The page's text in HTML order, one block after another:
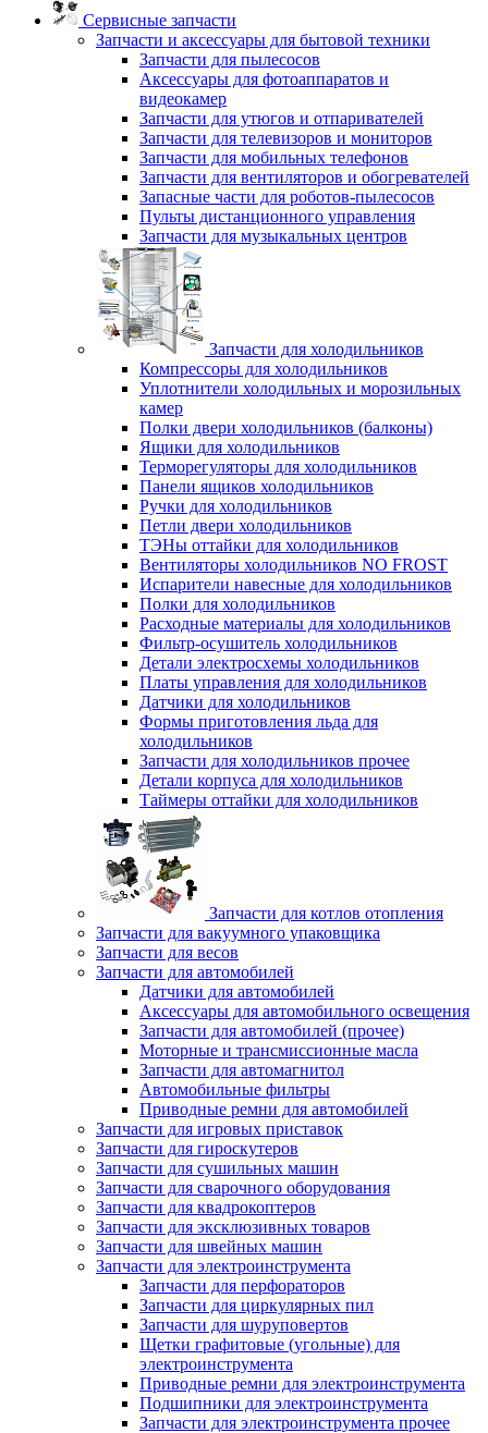
Сервисные запчасти
Запчасти и аксессуары для бытовой техники
Запчасти для пылесосов
Аксессуары для фотоаппаратов и
видеокамер
Запчасти для утюгов и отпаривателей
Запчасти для телевизоров и мониторов
Запчасти для мобильных телефонов
Запчасти для вентиляторов и обогревателей
Запасные части для роботов-пылесосов
Пульты дистанционного управления
Запчасти для музыкальных центров
Запчасти для холодильников
Компрессоры для холодильников
Уплотнители холодильных и морозильных
камер
Полки двери холодильников (балконы)
Ящики для холодильников
Терморегуляторы для холодильников
Панели ящиков холодильников
Ручки для холодильников
Петли двери холодильников
ТЭНы оттайки для холодильников
Вентиляторы холодильников NO FROST
Испарители навесные для холодильников
Полки для холодильников
Расходные материалы для холодильников
Фильтр-осушитель холодильников
Детали электросхемы холодильников
Платы управления для холодильников
Датчики для холодильников
Формы приготовления льда для
холодильников
Запчасти для холодильников прочее
Детали корпуса для холодильников
Таймеры оттайки для холодильников
Запчасти для котлов отопления
Запчасти для вакуумного упаковщика
Запчасти для весов
Запчасти для автомобилей
Датчики для автомобилей
Аксессуары для автомобильного освещения
Запчасти для автомобилей (прочее)
Моторные и трансмиссионные масла
Запчасти для автомагнитол
Автомобильные фильтры
Приводные ремни для автомобилей
Запчасти для игровых приставок
Запчасти для гироскутеров
Запчасти для сушильных машин
Запчасти для сварочного оборудования
Запчасти для квадрокоптеров
Запчасти для эксклюзивных товаров
Запчасти для швейных машин
Запчасти для электроинструмента
Запчасти для перфораторов
Запчасти для циркулярных пил
Запчасти для шуруповертов
Щетки графитовые (угольные) для
электроинструмента
Приводные ремни для электроинструмента
Подшипники для электроинструмента
Запчасти для электроинструмента прочее